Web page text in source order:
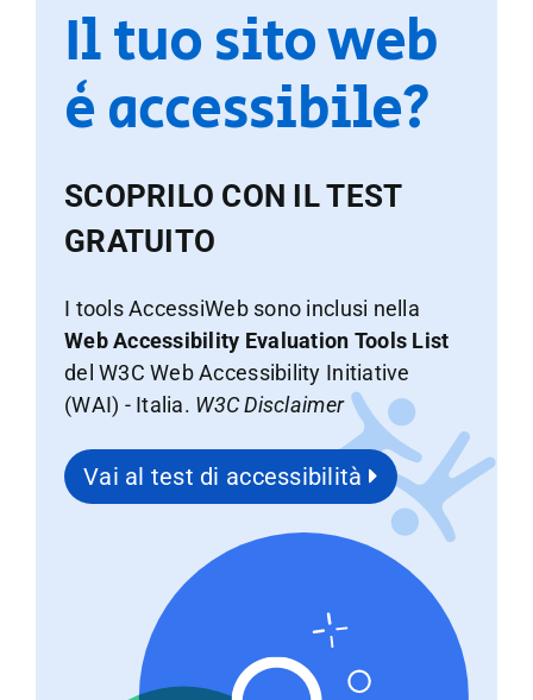
Il tuo sito web
è accessibile?
SCOPRILO CON IL TEST
GRATUITO
I tools AccessiWeb sono inclusi nella
Web Accessibility Evaluation Tools List
del W3C Web Accessibility Initiative
(WAI) - Italia. W3C Disclaimer
Vai al test di accessibilità